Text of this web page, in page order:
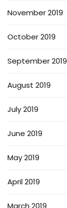
November 2019
October 2019
September 2019
August 2019
July 2019
June 2019
May 2019
April 2019
March 2019